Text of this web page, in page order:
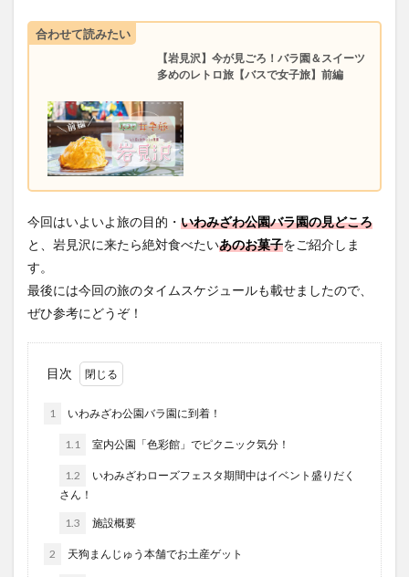
合わせて読みたい
【岩見沢】今が見ごろ！バラ園＆スイーツ
多めのレトロ旅【バスで女子旅】前編
今回はいよいよ旅の目的・ いわみざわ公園バラ園の見どころ
と、岩見沢に来たら絶対食べたいあのお菓子をご紹介しま
す。
最後には今回の旅のタイムスケジュールも載せましたので、
ぜひ参考にどうぞ！
目次
1 いわみざわ公園バラ園に到着！
1.1 室内公園「色彩館」でピクニック気分！
1.2
いわみざわローズフェスタ期間中はイベント盛りだく
さん！
1.3 施設概要
2 天狗まんじゅう本舗でお土産ゲット